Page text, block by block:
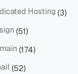
Hosting (3)
(51)
(174)
(52)